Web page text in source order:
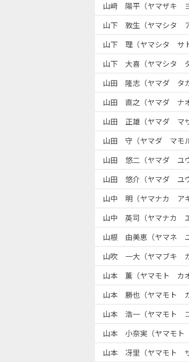
山﨑 陽平（ヤマザキ ヨ
山下 敦生（ヤマシタ ア
山下 理（ヤマシタ サト
山下 大喜（ヤマシタ ダ
山田 隆志（ヤマダ タカ
山田 直之（ヤマダ ナオ
山田 正雄（ヤマダ マサ
山田 守（ヤマダ マモル
山田 悠二（ヤマダ ユウ
山田 悠介（ヤマダ ユウ
山中 明（ヤマナカ アキ
山中 英司（ヤマナカ エ
山根 由美恵（ヤマネ ユ
山吹 一大（ヤマブキ カ
山本 薫（ヤマモト カオ
山本 勝也（ヤマモト カ
山本 浩一（ヤマモト コ
山本 小奈実（ヤマモト
山本 冴里（ヤマモト サ